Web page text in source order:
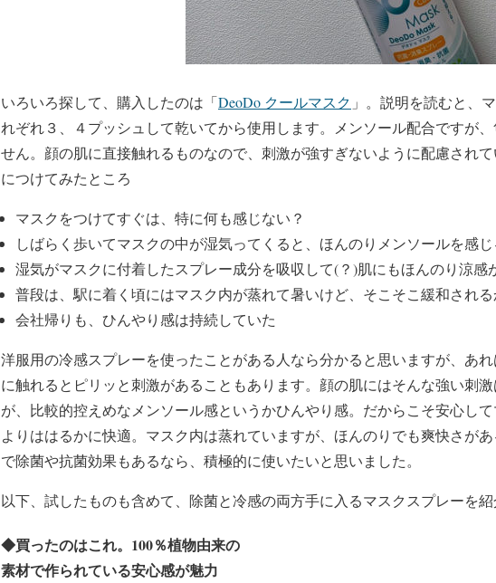
いろいろ探して、購入したのは「DeoDo クールマスク 」。説明を読むと、
れぞれ３、４プッシュして乾いてから使用します。メンソール配合ですが
せん。顔の肌に直接触れるものなので、刺激が強すぎないように配慮され
につけてみたところ
マスクをつけてすぐは、特に何も感じない？
しばらく歩いてマスクの中が湿気ってくると、ほんのりメンソールを感じ
湿気がマスクに付着したスプレー成分を吸収して(？)肌にもほんのり涼感
普段は、駅に着く頃にはマスク内が蒸れて暑いけど、そこそこ緩和される
会社帰りも、ひんやり感は持続していた
洋服用の冷感スプレーを使ったことがある人なら分かると思いますが、あ
に触れるとピリッと刺激があることもあります。顔の肌にはそんな強い刺
が、比較的控えめなメンソール感というかひんやり感。だからこそ安心し
よりははるかに快適。マスク内は蒸れていますが、ほんのりでも爽快さが
で除菌や抗菌効果もあるなら、積極的に使いたいと思いました。
以下、試したものも含めて、除菌と冷感の両方手に入るマスクスプレーを紹
◆買ったのはこれ。100％植物由来の
素材で作られている安心感が魅力